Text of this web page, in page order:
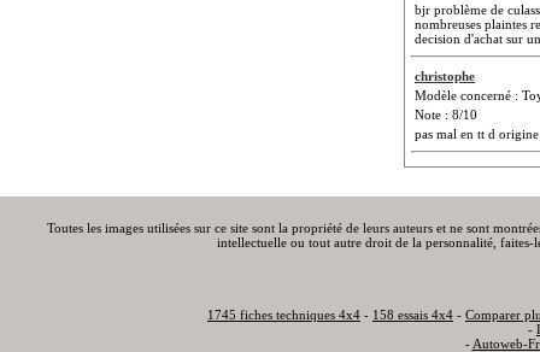
bjr problème de
nombreuses plaintes
decision d'achat sur
christophe
Modèle concerné :
Note : 8/10
pas mal en tt d
Toutes les images utilisées sur ce site sont la propriété de leurs auteurs et ne sont
intellectuelle ou tout autre droit de la personnalité,
1745 fiches techniques 4x4 - 158 essais 4x4 - Comparer
-
- Autoweb-